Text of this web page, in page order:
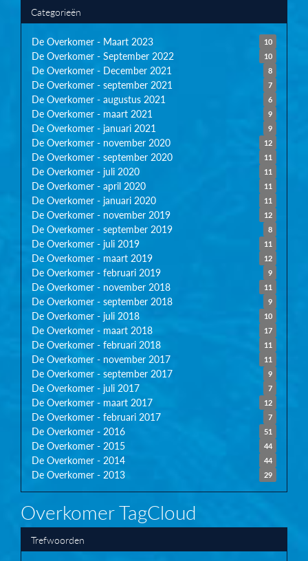
Categorieën
10
De Overkomer - Maart 2023
10
De Overkomer - September 2022
8
De Overkomer - December 2021
7
De Overkomer - september 2021
6
De Overkomer - augustus 2021
9
De Overkomer - maart 2021
9
De Overkomer - januari 2021
12
De Overkomer - november 2020
11
De Overkomer - september 2020
11
De Overkomer - juli 2020
11
De Overkomer - april 2020
11
De Overkomer - januari 2020
12
De Overkomer - november 2019
8
De Overkomer - september 2019
11
De Overkomer - juli 2019
12
De Overkomer - maart 2019
9
De Overkomer - februari 2019
11
De Overkomer - november 2018
9
De Overkomer - september 2018
10
De Overkomer - juli 2018
17
De Overkomer - maart 2018
11
De Overkomer - februari 2018
11
De Overkomer - november 2017
9
De Overkomer - september 2017
7
De Overkomer - juli 2017
12
De Overkomer - maart 2017
7
De Overkomer - februari 2017
51
De Overkomer - 2016
44
De Overkomer - 2015
44
De Overkomer - 2014
29
De Overkomer - 2013
Overkomer TagCloud
Trefwoorden